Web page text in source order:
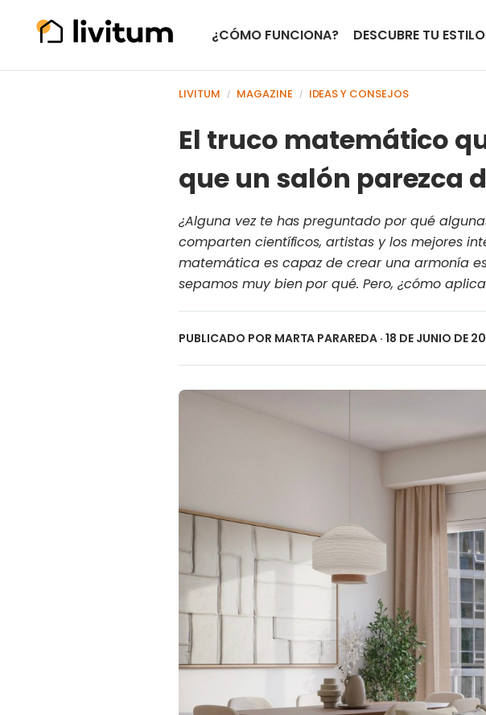
¿CÓMO FUNCIONA? DESCUBRE TU ESTILO
LIVITUM / MAGAZINE / IDEAS Y CONSEJOS
El truco matemático
que un salón parezca
¿Alguna vez te has preguntado por qué
comparten científicos, artistas y los mejores
matemática es capaz de crear una armonía
sepamos muy bien por qué. Pero, ¿cómo
PUBLICADO POR MARTA PARAREDA · 18 DE JUNIO DE